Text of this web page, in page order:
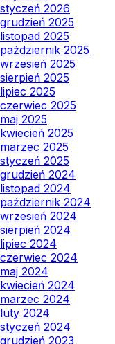
styczeń 2026
grudzień 2025
listopad 2025
październik 2025
wrzesień 2025
sierpień 2025
lipiec 2025
czerwiec 2025
maj 2025
kwiecień 2025
marzec 2025
styczeń 2025
grudzień 2024
listopad 2024
październik 2024
wrzesień 2024
sierpień 2024
lipiec 2024
czerwiec 2024
maj 2024
kwiecień 2024
marzec 2024
luty 2024
styczeń 2024
grudzień 2023